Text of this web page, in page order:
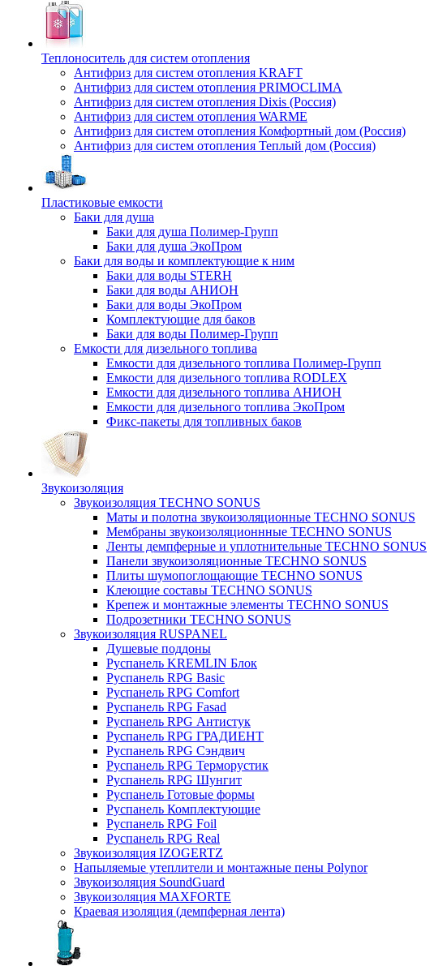
Теплоноситель для систем отопления
Антифриз для систем отопления KRAFT
Антифриз для систем отопления PRIMOCLIMA
Антифриз для систем отопления Dixis (Россия)
Антифриз для систем отопления WARME
Антифриз для систем отопления Комфортный дом (Россия)
Антифриз для систем отопления Теплый дом (Россия)
Пластиковые емкости
Баки для душа
Баки для душа Полимер-Групп
Баки для душа ЭкоПром
Баки для воды и комплектующие к ним
Баки для воды STERH
Баки для воды АНИОН
Баки для воды ЭкоПром
Комплектующие для баков
Баки для воды Полимер-Групп
Емкости для дизельного топлива
Емкости для дизельного топлива Полимер-Групп
Емкости для дизельного топлива RODLEX
Емкости для дизельного топлива АНИОН
Емкости для дизельного топлива ЭкоПром
Фикс-пакеты для топливных баков
Звукоизоляция
Звукоизоляция TECHNO SONUS
Маты и полотна звукоизоляционные TECHNO SONUS
Мембраны звукоизоляционнные TECHNO SONUS
Ленты демпферные и уплотнительные TECHNO SONUS
Панели звукоизоляционные TECHNO SONUS
Плиты шумопоглощающие TECHNO SONUS
Клеющие составы TECHNO SONUS
Крепеж и монтажные элементы TECHNO SONUS
Подрозетники TECHNO SONUS
Звукоизоляция RUSPANEL
Душевые поддоны
Руспанель KREMLIN Блок
Руспанель RPG Basic
Руспанель RPG Comfort
Руспанель RPG Fasad
Руспанель RPG Антистук
Руспанель RPG ГРАДИЕНТ
Руспанель RPG Сэндвич
Руспанель RPG Терморустик
Руспанель RPG Шунгит
Руспанель Готовые формы
Руспанель Комплектующие
Руспанель RPG Foil
Руспанель RPG Real
Звукоизоляция IZOGERTZ
Напыляемые утеплители и монтажные пены Polynor
Звукоизоляция SoundGuard
Звукоизоляция MAXFORTE
Краевая изоляция (демпферная лента)